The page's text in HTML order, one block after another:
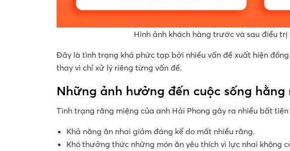
Hình ảnh khách hàng trước và sau điều
Đây là tình trạng khá phức tạp bởi nhiều vấn đề xuất hiện
thay vì chỉ xử lý riêng từng vấn đề.
Những ảnh hưởng đến cuộc sống hằng
Tình trạng răng miệng của anh Hải Phong gây ra nhiều bất
Khả năng ăn nhai giảm đáng kể do mất nhiều răng.
Khó thưởng thức những món ăn yêu thích vì lực nhai không